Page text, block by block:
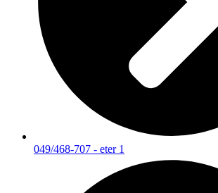
049/468-707 - eter 1